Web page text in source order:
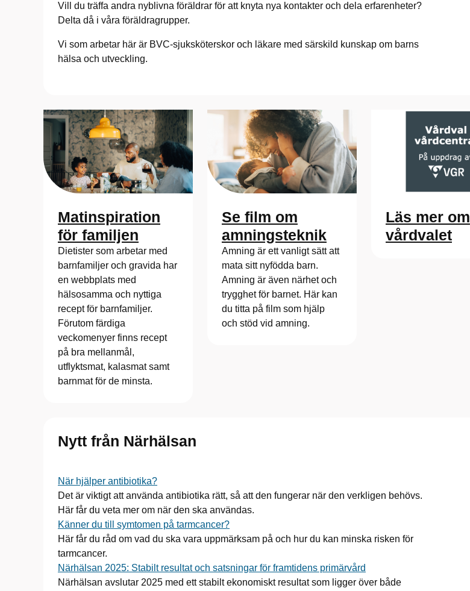
Vill du träffa andra nyblivna föräldrar för att knyta nya kontakter och dela erfarenheter?
Delta då i våra föräldragrupper.
Vi som arbetar här är BVC-sjuksköterskor och läkare med särskild kunskap om barns
hälsa och utveckling.
Matinspiration
för familjen
Dietister som arbetar med
barnfamiljer och gravida har
en webbplats med
hälsosamma och nyttiga
recept för barnfamiljer.
Förutom färdiga
veckomenyer finns recept
på bra mellanmål,
utflyktsmat, kalasmat samt
barnmat för de minsta.
Se film om
amningsteknik
Amning är ett vanligt sätt att
mata sitt nyfödda barn.
Amning är även närhet och
trygghet för barnet. Här kan
du titta på film som hjälp
och stöd vid amning.
Läs mer om
vårdvalet
Nytt från Närhälsan
När hjälper antibiotika?
Det är viktigt att använda antibiotika rätt, så att den fungerar när den verkligen behövs.
Här får du veta mer om när den ska användas.
Känner du till symtomen på tarmcancer?
Här får du råd om vad du ska vara uppmärksam på och hur du kan minska risken för
tarmcancer.
Närhälsan 2025: Stabilt resultat och satsningar för framtidens primärvård
Närhälsan avslutar 2025 med ett stabilt ekonomiskt resultat som ligger över både